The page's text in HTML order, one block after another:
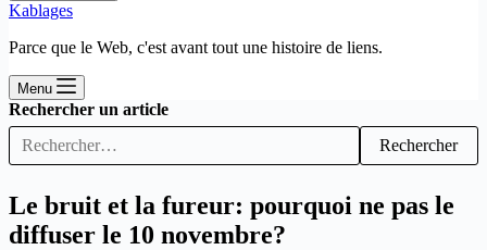
Kablages
Parce que le Web, c'est avant tout une histoire de liens.
Menu
Rechercher un article
Rechercher
Le bruit et la fureur: pourquoi ne pas le
diffuser le 10 novembre?